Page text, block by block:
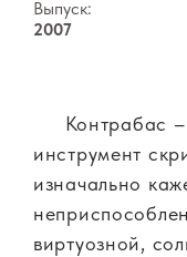
Выпуск:
2007
Контрабас –
инструмент
изначально
виртуозной,